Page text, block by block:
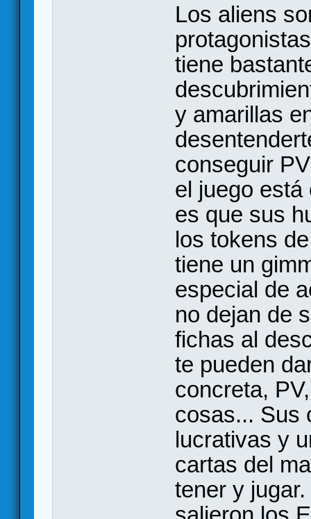
Los aliens
tiene
y amarillas
conseguir
el juego está
es que sus
los tokens
tiene un
especial de
no dejan de
fichas al
te pueden
concreta,
cosas... Sus
lucrativas y
cartas del
tener y